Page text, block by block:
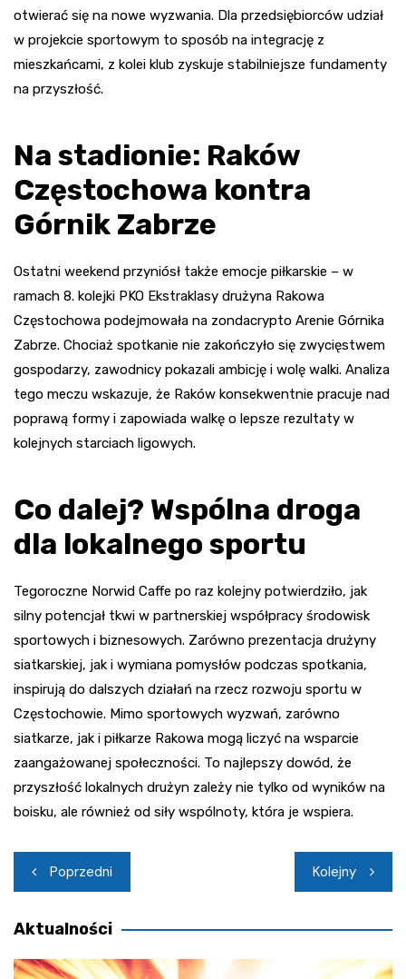
otwierać się na nowe wyzwania. Dla przedsiębiorców udział
w projekcie sportowym to sposób na integrację z
mieszkańcami, z kolei klub zyskuje stabilniejsze fundamenty
na przyszłość.
Na stadionie: Raków
Częstochowa kontra
Górnik Zabrze
Ostatni weekend przyniósł także emocje piłkarskie – w
ramach 8. kolejki PKO Ekstraklasy drużyna Rakowa
Częstochowa podejmowała na zondacrypto Arenie Górnika
Zabrze. Chociaż spotkanie nie zakończyło się zwycięstwem
gospodarzy, zawodnicy pokazali ambicję i wolę walki. Analiza
tego meczu wskazuje, że Raków konsekwentnie pracuje nad
poprawą formy i zapowiada walkę o lepsze rezultaty w
kolejnych starciach ligowych.
Co dalej? Wspólna droga
dla lokalnego sportu
Tegoroczne Norwid Caffe po raz kolejny potwierdziło, jak
silny potencjał tkwi w partnerskiej współpracy środowisk
sportowych i biznesowych. Zarówno prezentacja drużyny
siatkarskiej, jak i wymiana pomysłów podczas spotkania,
inspirują do dalszych działań na rzecz rozwoju sportu w
Częstochowie. Mimo sportowych wyzwań, zarówno
siatkarze, jak i piłkarze Rakowa mogą liczyć na wsparcie
zaangażowanej społeczności. To najlepszy dowód, że
przyszłość lokalnych drużyn zależy nie tylko od wyników na
boisku, ale również od siły wspólnoty, która je wspiera.
Nawigacja
wpisu
Poprzedni Kolejny
Aktualności